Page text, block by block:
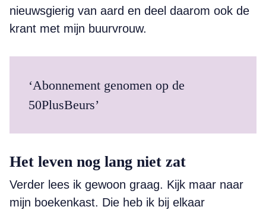
nieuwsgierig van aard en deel daarom ook de
krant met mijn buurvrouw.
‘Abonnement genomen op de
50PlusBeurs’
Het leven nog lang niet zat
Verder lees ik gewoon graag. Kijk maar naar
mijn boekenkast. Die heb ik bij elkaar